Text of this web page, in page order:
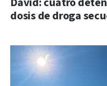
David: cuatro
dosis de droga